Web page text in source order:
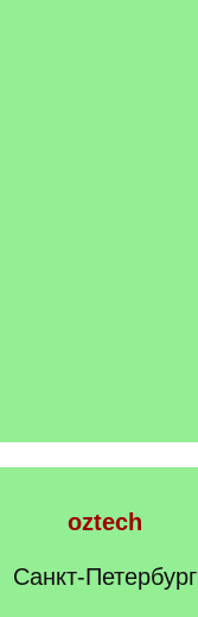
oztech
Санкт-Петербург